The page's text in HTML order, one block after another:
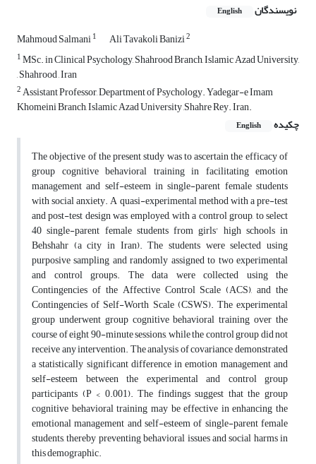
نویسندگان English
Mahmoud Salmani1 Ali Tavakoli Banizi2
1MSc. in Clinical Psychology, Shahrood Branch, Islamic Azad University,
, Shahrood , Iran
2Assistant Professor, Department of Psychology. Yadegar-e Imam
Khomeini Branch, Islamic Azad University ,Shahre Rey. Iran.
چکیده
English
The objective of the present study was to ascertain the efficacy of
group cognitive behavioral training in facilitating emotion
management and self-esteem in single-parent female students
with social anxiety. A quasi-experimental method with a pre-test
and post-test design was employed, with a control group, to select
40 single-parent female students from girls' high schools in
Behshahr (a city in Iran). The students were selected using
purposive sampling and randomly assigned to two experimental
and control groups. The data were collected using the
Contingencies of the Affective Control Scale (ACS), and the
Contingencies of Self-Worth Scale (CSWS). The experimental
group underwent group cognitive behavioral training over the
course of eight 90-minute sessions, while the control group did not
receive any intervention. The analysis of covariance demonstrated
a statistically significant difference in emotion management and
self-esteem between the experimental and control group
participants (P < 0.001). The findings suggest that the group
cognitive behavioral training may be effective in enhancing the
emotional management and self-esteem of single-parent female
students, thereby preventing behavioral issues and social harms in
this demographic.